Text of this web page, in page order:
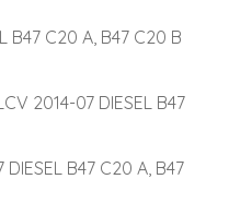
B47 C20 A, B47 C20 B
2014-07 DIESEL B47
B47 C20 A, B47